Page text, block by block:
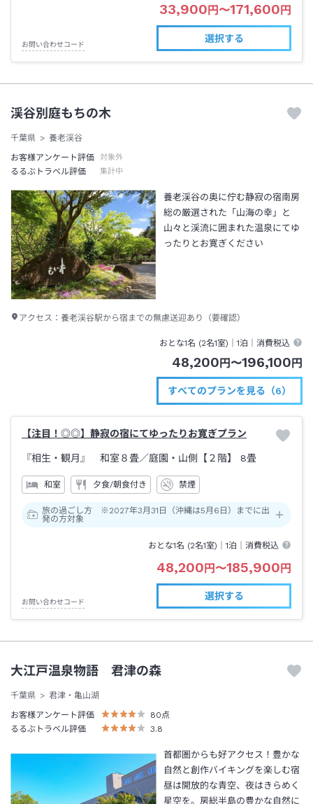
33,900 円 〜171,600 円
お問い合わせコード
選択する
渓谷別庭もちの木
千葉県
養老渓谷
お客様アンケート評価
対象外
るるぶトラベル評価 集計中
養老渓谷の奥に佇む静寂の宿南房
総の厳選された「山海の幸」と
山々と渓流に囲まれた温泉にてゆ
ったりとお寛ぎください
アクセス： 養老渓谷駅から宿までの無慮送迎あり（要確認）
おとな1名 (2名1室)｜1泊 ｜消費税込
48,200円〜196,100円
すべてのプランを見る（6）
【注目！◎◎】静寂の宿にてゆったりお寛ぎプラン
『相生・観月』 和室８畳／庭園・山側【２階】 8畳
和室 夕食/朝食付き 禁煙
旅の過ごし方 ※2027年3月31日（沖縄は5月6日）までに出
発の方対象
おとな1名 (2名1室)｜1泊 ｜消費税込
48,200円〜185,900円
お問い合わせコード
選択する
大江戸温泉物語 君津の森
千葉県
君津・亀山湖
お客様アンケート評価
80点
るるぶトラベル評価
3.8
首都圏からも好アクセス！豊かな
自然と創作バイキングを楽しむ宿
昼は開放的な青空、夜はきらめく
星空を。房総半島の豊かな自然に